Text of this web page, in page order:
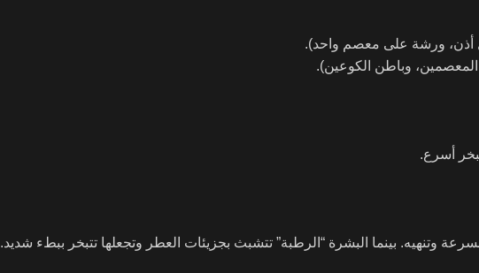
وتنهيه. بينما البشرة “الرطبة” تتشبث بجزيئات العطر وتجعلها تتبخر ببطء شديد.